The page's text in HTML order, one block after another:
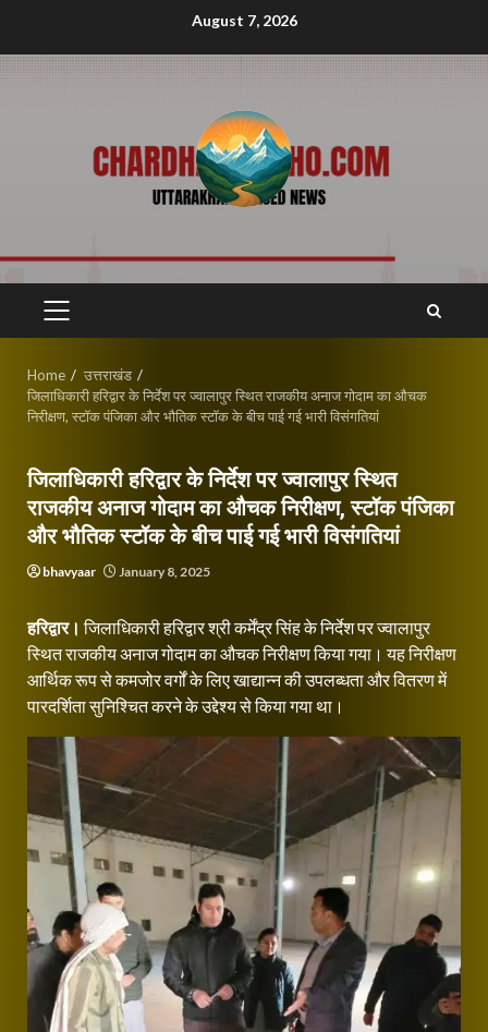
August 7, 2026
PRIMARY
Home
उत्तराखंड
जिलाधिकारी हरिद्वार के निर्देश पर ज्वालापुर स्थित राजकीय अनाज गोदाम का औचक
निरीक्षण, स्टॉक पंजिका और भौतिक स्टॉक के बीच पाई गई भारी विसंगतियां
जिलाधिकारी हरिद्वार के निर्देश पर ज्वालापुर स्थित
राजकीय अनाज गोदाम का औचक निरीक्षण, स्टॉक पंजिका
और भौतिक स्टॉक के बीच पाई गई भारी विसंगतियां
bhavyaar January 8, 2025
हरिद्वार। जिलाधिकारी हरिद्वार श्री कर्मेंद्र सिंह के निर्देश पर ज्वालापुर
स्थित राजकीय अनाज गोदाम का औचक निरीक्षण किया गया। यह निरीक्षण
आर्थिक रूप से कमजोर वर्गों के लिए खाद्यान्न की उपलब्धता और वितरण में
पारदर्शिता सुनिश्चित करने के उद्देश्य से किया गया था।